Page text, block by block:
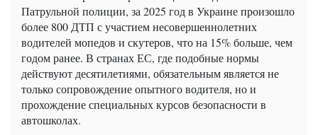
Патрульной полиции, за 2025 год в Украине произошло
более 800 ДТП с участием несовершеннолетних
водителей мопедов и скутеров, что на 15% больше, чем
годом ранее. В странах ЕС, где подобные нормы
действуют десятилетиями, обязательным является не
только сопровождение опытного водителя, но и
прохождение специальных курсов безопасности в
автошколах.